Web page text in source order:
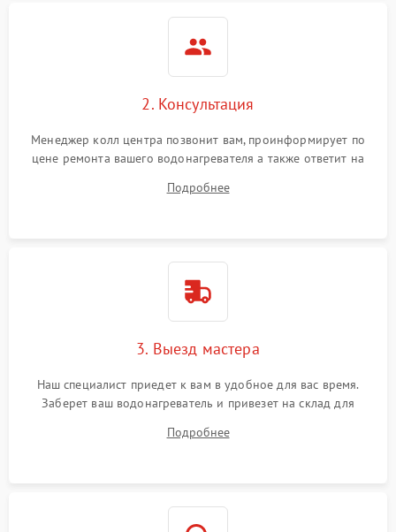
2. Консультация
Менеджер колл центра позвонит вам, проинформирует по
цене ремонта вашего водонагревателя а также ответит на
Подробнее
3. Выезд мастера
Наш специалист приедет к вам в удобное для вас время.
Заберет ваш водонагреватель и привезет на склад для
Подробнее